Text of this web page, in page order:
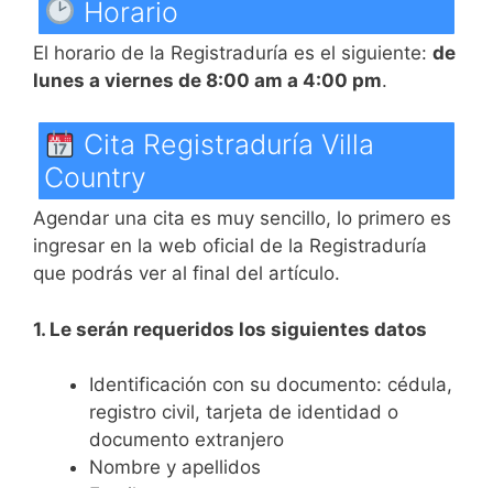
Horario
El horario de la Registraduría es el siguiente: de
lunes a viernes de 8:00 am a 4:00 pm.
Cita Registraduría Villa
Country
Agendar una cita es muy sencillo, lo primero es
ingresar en la web oficial de la Registraduría
que podrás ver al final del artículo.
1. Le serán requeridos los siguientes datos
Identificación con su documento: cédula,
registro civil, tarjeta de identidad o
documento extranjero
Nombre y apellidos